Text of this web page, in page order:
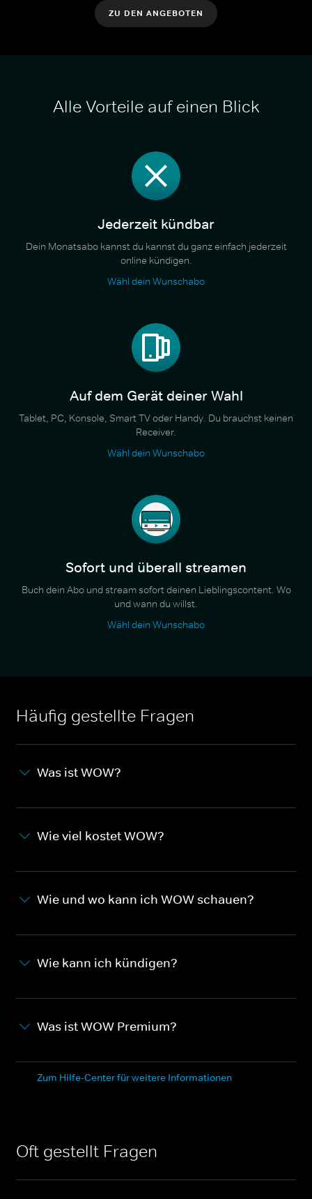
ZU DEN ANGEBOTEN
Alle Vorteile auf einen Blick
Jederzeit kündbar
Dein Monatsabo kannst du kannst du ganz einfach jederzeit
online kündigen.
Wähl dein Wunschabo
Auf dem Gerät deiner Wahl
Tablet, PC, Konsole, Smart TV oder Handy. Du brauchst keinen
Receiver.
Wähl dein Wunschabo
Sofort und überall streamen
Buch dein Abo und stream sofort deinen Lieblingscontent. Wo
und wann du willst.
Wähl dein Wunschabo
Häufig gestellte Fragen
Was ist WOW?
Wie viel kostet WOW?
Wie und wo kann ich WOW schauen?
Wie kann ich kündigen?
Was ist WOW Premium?
Zum Hilfe-Center für weitere Informationen
Oft gestellt Fragen